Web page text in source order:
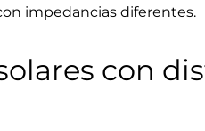
impedancias diferentes.
con